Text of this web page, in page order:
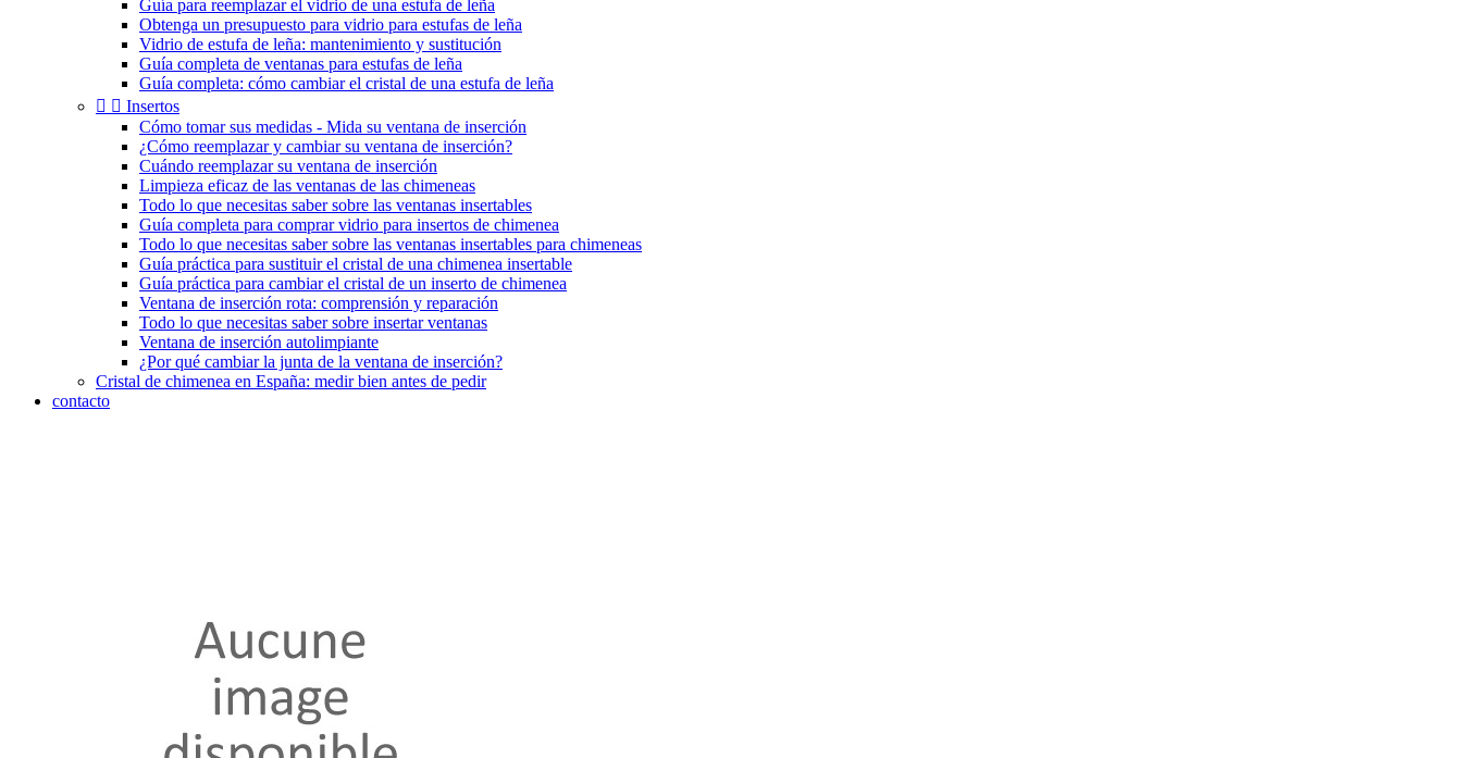
Guía para reemplazar el vidrio de una estufa de leña
Obtenga un presupuesto para vidrio para estufas de leña
Vidrio de estufa de leña: mantenimiento y sustitución
Guía completa de ventanas para estufas de leña
Guía completa: cómo cambiar el cristal de una estufa de leña
  Insertos
Cómo tomar sus medidas - Mida su ventana de inserción
¿Cómo reemplazar y cambiar su ventana de inserción?
Cuándo reemplazar su ventana de inserción
Limpieza eficaz de las ventanas de las chimeneas
Todo lo que necesitas saber sobre las ventanas insertables
Guía completa para comprar vidrio para insertos de chimenea
Todo lo que necesitas saber sobre las ventanas insertables para chimeneas
Guía práctica para sustituir el cristal de una chimenea insertable
Guía práctica para cambiar el cristal de un inserto de chimenea
Ventana de inserción rota: comprensión y reparación
Todo lo que necesitas saber sobre insertar ventanas
Ventana de inserción autolimpiante
¿Por qué cambiar la junta de la ventana de inserción?
Cristal de chimenea en España: medir bien antes de pedir
contacto